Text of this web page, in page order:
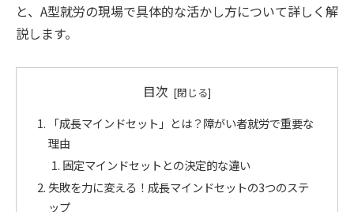
と、A型就労の現場で具体的な活かし方について詳しく解
説します。
目次
「成長マインドセット」とは？障がい者就労で重要な
理由
固定マインドセットとの決定的な違い
失敗を力に変える！成長マインドセットの3つのステ
ップ